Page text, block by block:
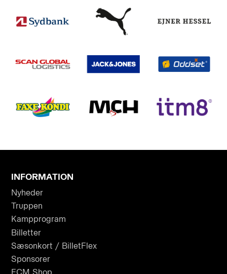
INFORMATION
Nyheder
Truppen
Kampprogram
Billetter
Sæsonkort / BilletFlex
Sponsorer